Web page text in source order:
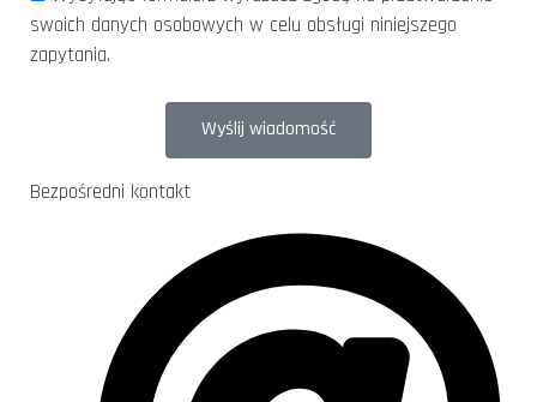
swoich danych osobowych w celu obsługi niniejszego
zapytania.
Wyślij wiadomość
Bezpośredni kontakt